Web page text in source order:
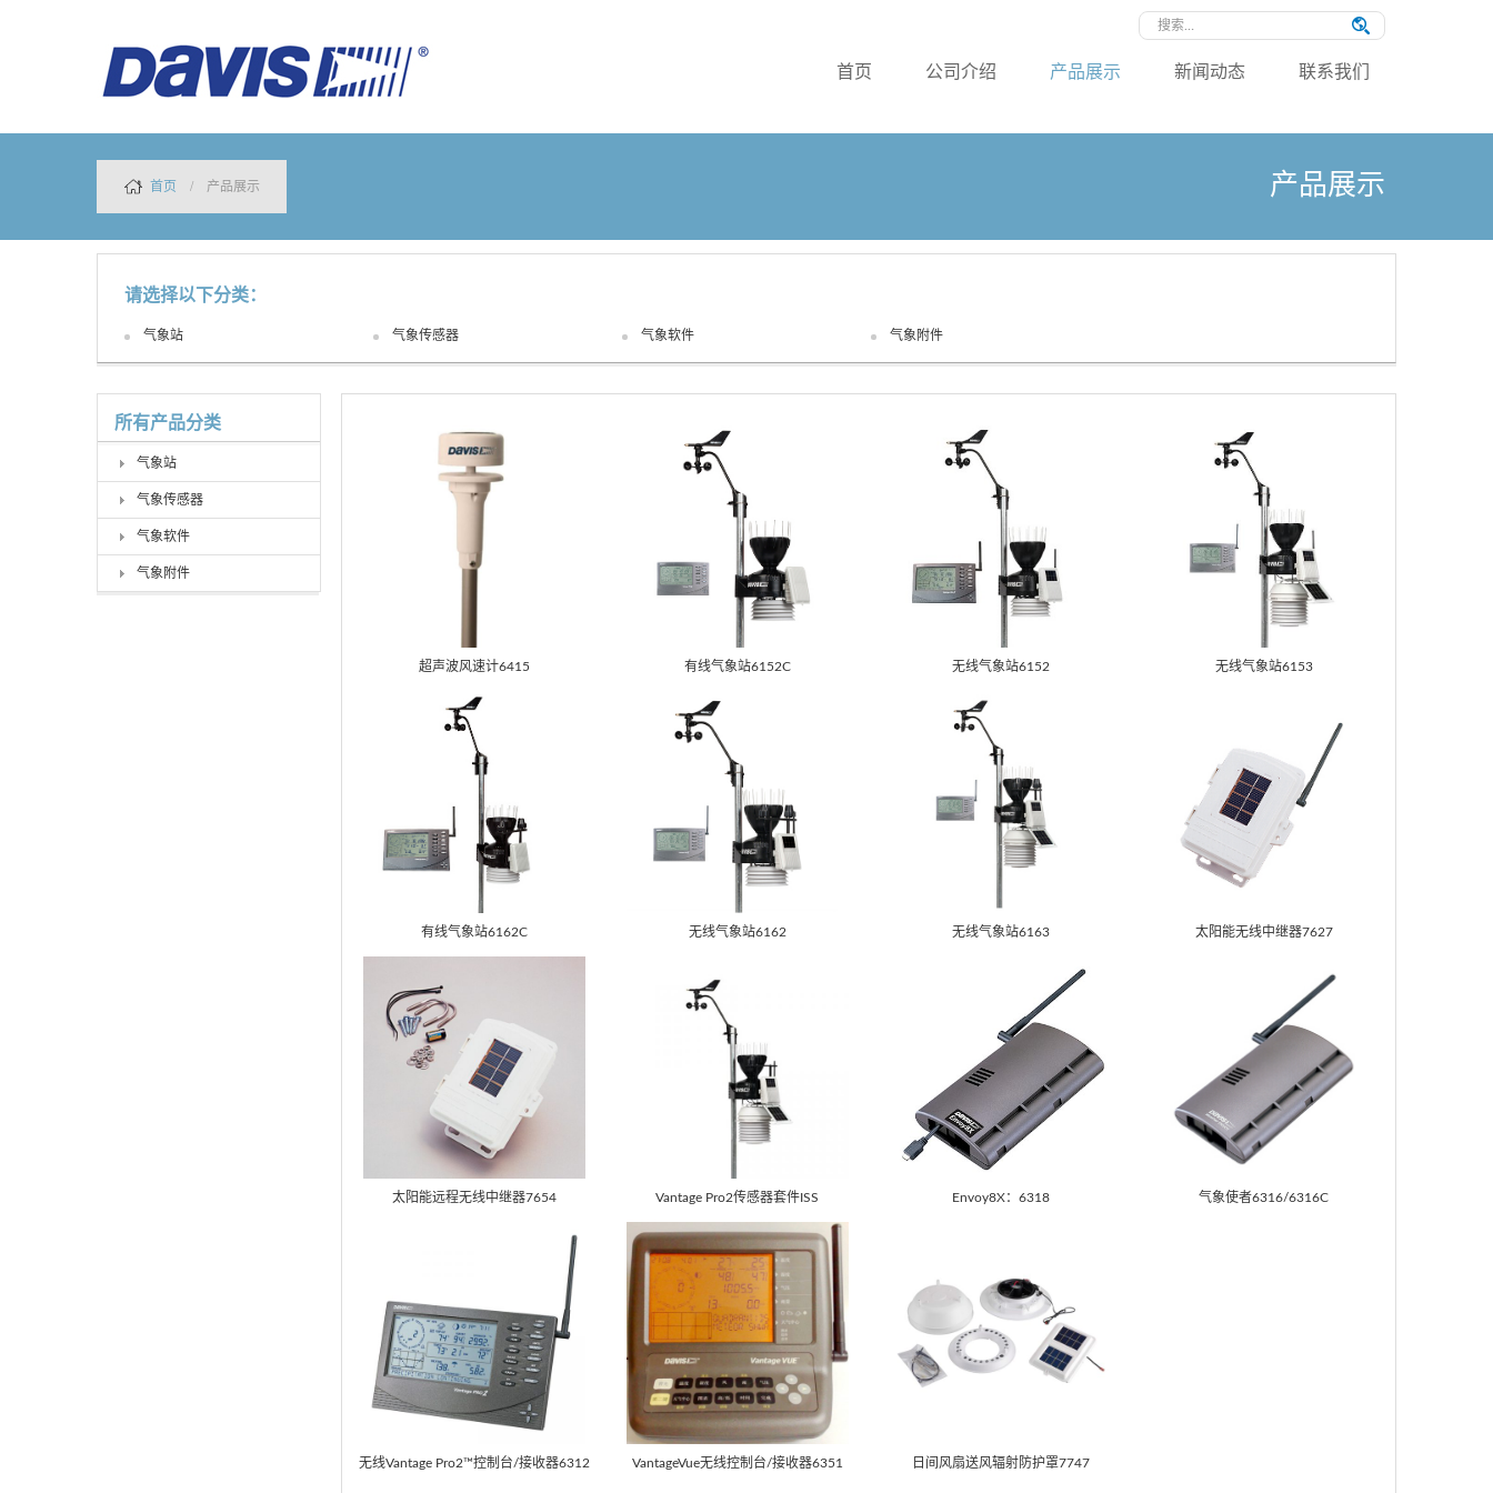
首页 公司介绍 产品展示 新闻动态 联系我们
首页 / 产品展示 产品展示
请选择以下分类：
气象站 气象传感器 气象软件 气象附件
超声波风速计6415 有线气象站6152C 无线气象站6152 无线气象站6153
有线气象站6162C 无线气象站6162 无线气象站6163 太阳能无线中继器7627
太阳能远程无线中继器7654 Vantage Pro2传感器套件ISS Envoy8X：6318 气象使者6316/6316C
无线Vantage Pro2™控制台/接收器6312 VantageVue无线控制台/接收器6351 日间风扇送风辐射防护罩7747
所有产品分类
气象站
气象传感器
气象软件
气象附件